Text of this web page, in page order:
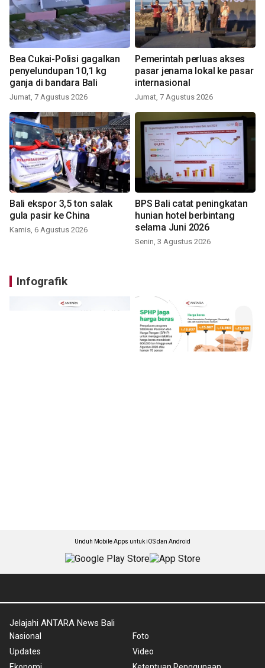
Bea Cukai-Polisi gagalkan
penyelundupan 10,1 kg
ganja di bandara Bali
Jumat, 7 Agustus 2026
Pemerintah perluas akses
pasar jenama lokal ke pasar
internasional
Jumat, 7 Agustus 2026
Bali ekspor 3,5 ton salak
gula pasir ke China
Kamis, 6 Agustus 2026
BPS Bali catat peningkatan
hunian hotel berbintang
selama Juni 2026
Senin, 3 Agustus 2026
Infografik
Unduh Mobile Apps untuk iOS dan Android
Jelajahi ANTARA News Bali
Nasional
Updates
Foto
Video